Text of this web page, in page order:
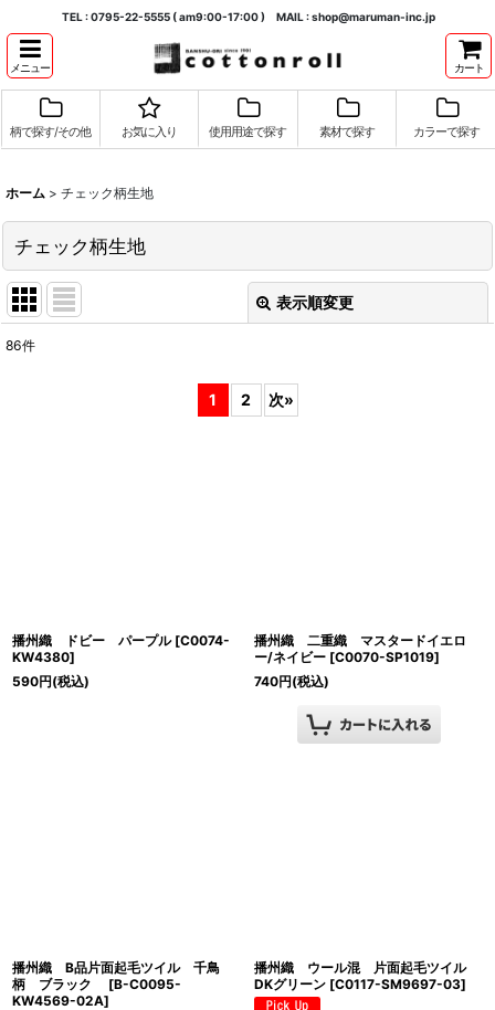
TEL : 0795-22-5555 ( am9:00-17:00 ) MAIL : shop@maruman-inc.jp
メニュー カート
柄で探す/その他 お気に入り 使用用途で探す 素材で探す カラーで探す
ホーム > チェック柄生地
チェック柄生地
表示順変更
86件
1 2 次»
播州織 ドビー パープル [C0074-
KW4380]
590円(税込)
播州織 二重織 マスタードイエロ
ー/ネイビー [C0070-SP1019]
740円(税込)
播州織 B品片面起毛ツイル 千鳥
柄 ブラック
[B-C0095-
KW4569-02A]
播州織 ウール混 片面起毛ツイル
DKグリーン [C0117-SM9697-03]